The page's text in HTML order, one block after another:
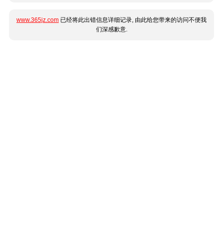
www.365jz.com 已经将此出错信息详细记录, 由此给您带来的访问不便我
们深感歉意.